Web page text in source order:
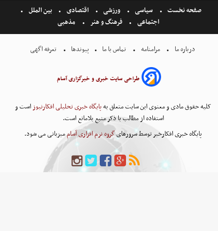
صفحه نخست سیاسی ورزشی اقتصادی
بین الملل
اجتماعی
فرهنگ و هنر مذهبی
درباره ما مرامنامه تماس با ما پیوندها تعرفه اگهی
طراحی سایت خبری و خبرگزاری آسام
کلیه حقوق مادی و معنوی این سایت متعلق بهپایگاه خبری تحلیلی افکارنیوزاست و
استفاده از مطالب با ذکر منبع بلامانع است.
پایگاه خبری افکارخبر توسط سرورهایگروه نرم افزاری آساممیزبانی می شود.